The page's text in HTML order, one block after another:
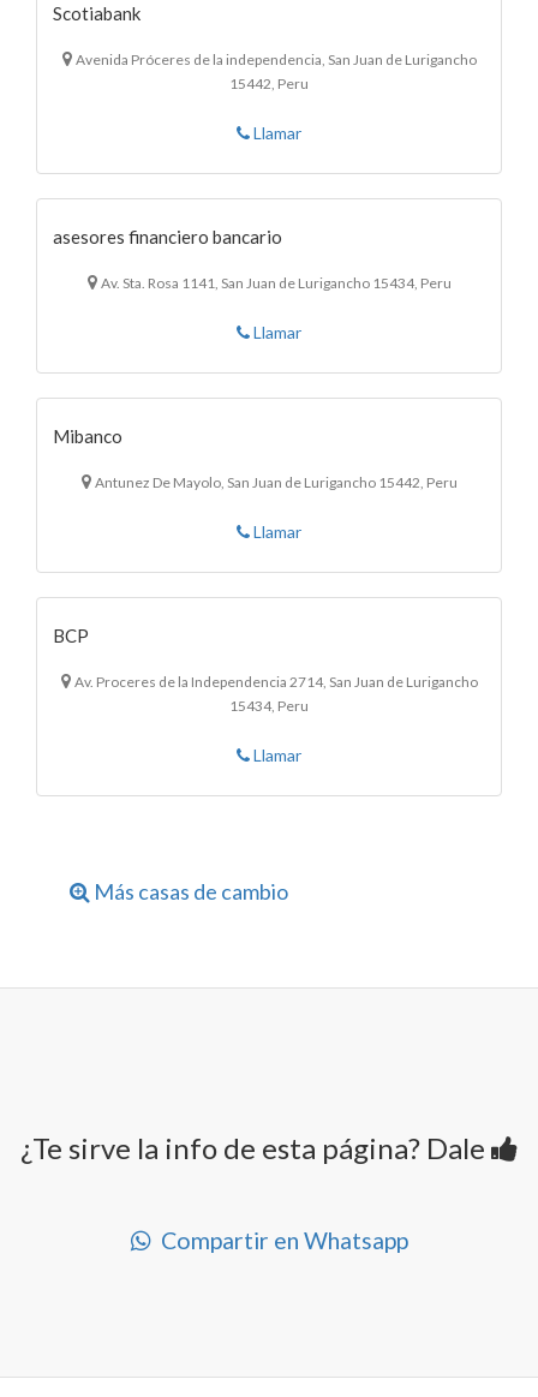
Scotiabank
Avenida Próceres de la independencia, San Juan de Lurigancho
15442, Peru
Llamar
asesores financiero bancario
Av. Sta. Rosa 1141, San Juan de Lurigancho 15434, Peru
Llamar
Mibanco
Antunez De Mayolo, San Juan de Lurigancho 15442, Peru
Llamar
BCP
Av. Proceres de la Independencia 2714, San Juan de Lurigancho
15434, Peru
Llamar
Más casas de cambio
¿Te sirve la info de esta página? Dale
Compartir en Whatsapp